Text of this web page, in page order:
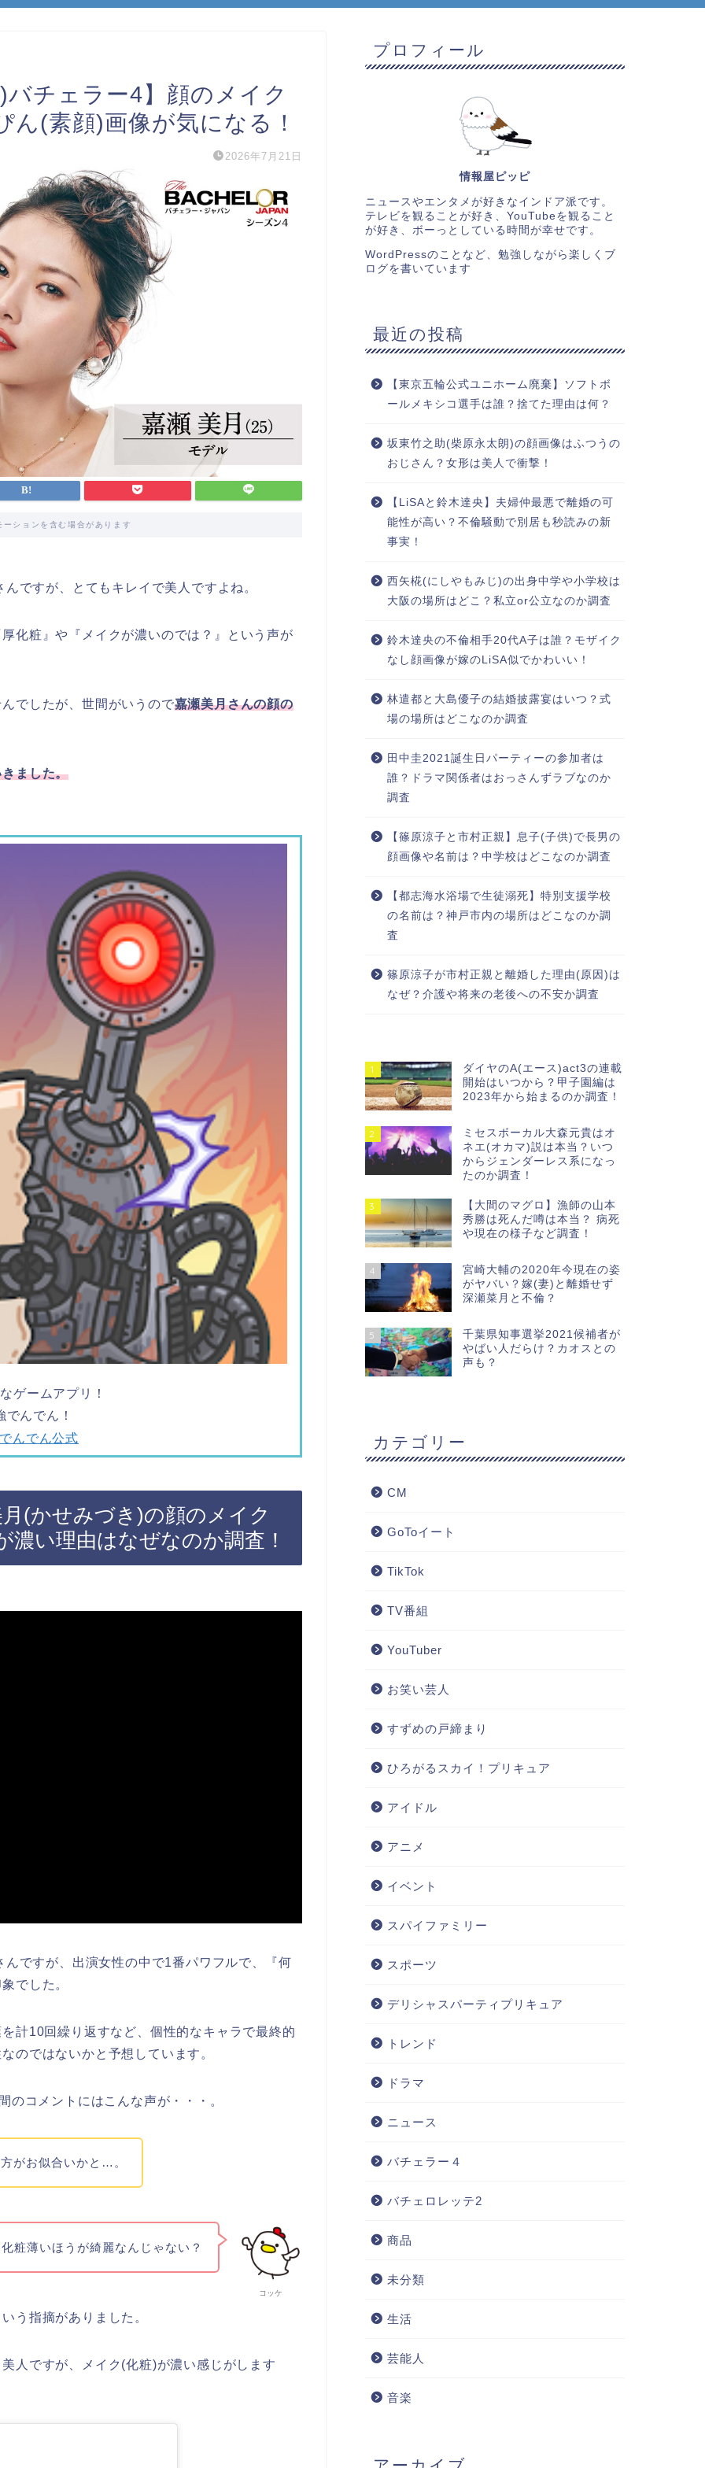
チェラー4】顔のメイク
(素顔)画像が気になる！
2026年7月21日
ーションを含む場合があります
ですが、とてもキレイで美人ですよね。
化粧』や『メイクが濃いのでは？』という声が
でしたが、世間がいうので嘉瀬美月さんの顔の
ました。
ゲームアプリ！
でんでん！
んでん公式
(かせみづき)の顔のメイク
い理由はなぜなのか調査！
ですが、出演女性の中で1番パワフルで、『何
でした。
計10回繰り返すなど、個性的なキャラで最終的
のではないかと予想しています。
のコメントにはこんな声が・・・。
がお似合いかと…。
コッケ
粧薄いほうが綺麗なんじゃない？
う指摘がありました。
人ですが、メイク(化粧)が濃い感じがします
プロフィール
情報屋ピッピ
ニュースやエンタメが好きなインドア派です。
テレビを観ることが好き、YouTubeを観ること
が好き、ボーっとしている時間が幸せです。
WordPressのことなど、勉強しながら楽しくブ
ログを書いています
最近の投稿
【東京五輪公式ユニホーム廃棄】ソフトボ
ールメキシコ選手は誰？捨てた理由は何？
坂東竹之助(柴原永太朗)の顔画像はふつうの
おじさん？女形は美人で衝撃！
【LiSAと鈴木達央】夫婦仲最悪で離婚の可
能性が高い？不倫騒動で別居も秒読みの新
事実！
西矢椛(にしやもみじ)の出身中学や小学校は
大阪の場所はどこ？私立or公立なのか調査
鈴木達央の不倫相手20代A子は誰？モザイク
なし顔画像が嫁のLiSA似でかわいい！
林遣都と大島優子の結婚披露宴はいつ？式
場の場所はどこなのか調査
田中圭2021誕生日パーティーの参加者は
誰？ドラマ関係者はおっさんずラブなのか
調査
【篠原涼子と市村正親】息子(子供)で長男の
顔画像や名前は？中学校はどこなのか調査
【都志海水浴場で生徒溺死】特別支援学校
の名前は？神戸市内の場所はどこなのか調
査
篠原涼子が市村正親と離婚した理由(原因)は
なぜ？介護や将来の老後への不安か調査
1
ダイヤのA(エース)act3の連載
開始はいつから？甲子園編は
2023年から始まるのか調査！
2
ミセスボーカル大森元貴はオ
ネエ(オカマ)説は本当？いつ
からジェンダーレス系になっ
たのか調査！
3
【大間のマグロ】漁師の山本
秀勝は死んだ噂は本当？ 病死
や現在の様子など調査！
4
宮崎大輔の2020年今現在の姿
がヤバい？嫁(妻)と離婚せず
深瀬菜月と不倫？
5
千葉県知事選挙2021候補者が
やばい人だらけ？カオスとの
声も？
カテゴリー
CM
GoToイート
TikTok
TV番組
YouTuber
お笑い芸人
すずめの戸締まり
ひろがるスカイ！プリキュア
アイドル
アニメ
イベント
スパイファミリー
スポーツ
デリシャスパーティプリキュア
トレンド
ドラマ
ニュース
バチェラー４
バチェロレッテ2
商品
未分類
生活
芸能人
音楽